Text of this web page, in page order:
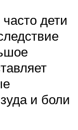
дети
и боли